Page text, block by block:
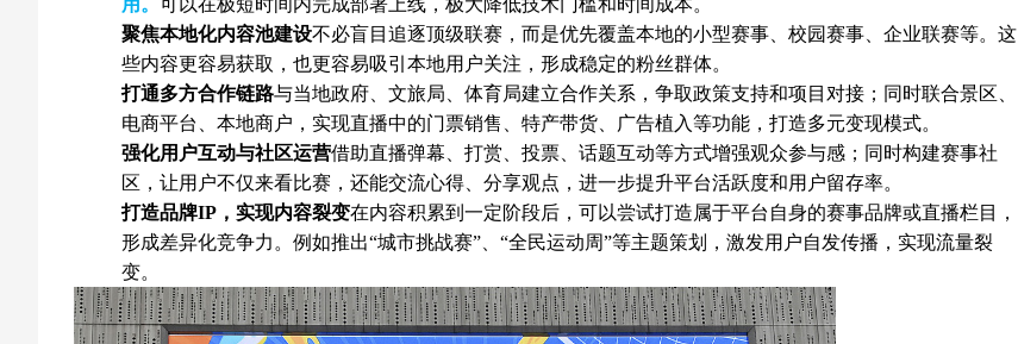
用。 可以在极短时间内完成部署上线，极大降低技术门槛和时间成本。
聚焦本地化内容池建设不必盲目追逐顶级联赛，而是优先覆盖本地的小型赛事、校园赛事、企业联赛等。这
些内容更容易获取，也更容易吸引本地用户关注，形成稳定的粉丝群体。
打通多方合作链路与当地政府、文旅局、体育局建立合作关系，争取政策支持和项目对接；同时联合景区、
电商平台、本地商户，实现直播中的门票销售、特产带货、广告植入等功能，打造多元变现模式。
强化用户互动与社区运营借助直播弹幕、打赏、投票、话题互动等方式增强观众参与感；同时构建赛事社
区，让用户不仅来看比赛，还能交流心得、分享观点，进一步提升平台活跃度和用户留存率。
打造品牌IP，实现内容裂变在内容积累到一定阶段后，可以尝试打造属于平台自身的赛事品牌或直播栏目，
形成差异化竞争力。例如推出“城市挑战赛”、“全民运动周”等主题策划，激发用户自发传播，实现流量裂
变。